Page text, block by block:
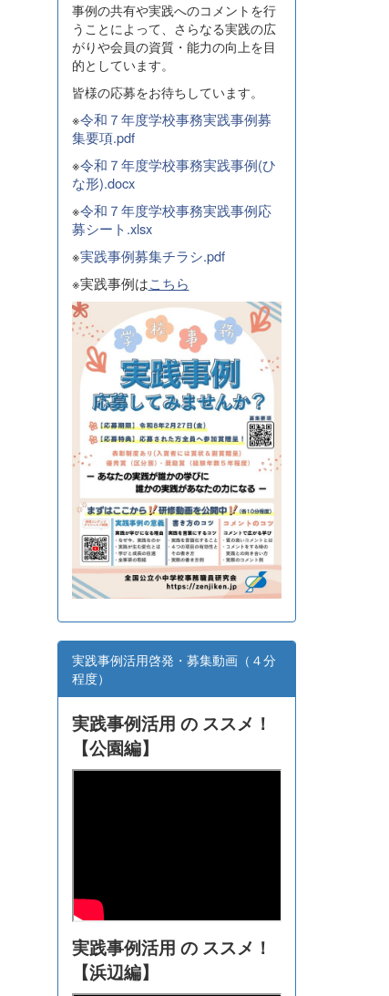
事例の共有や実践へのコメントを行
うことによって、さらなる実践の広
がりや会員の資質・能力の向上を目
的としています。
皆様の応募をお待ちしています。
※令和７年度学校事務実践事例募
集要項.pdf
※令和７年度学校事務実践事例(ひ
な形).docx
※令和７年度学校事務実践事例応
募シート.xlsx
※実践事例募集チラシ.pdf
※実践事例はこちら
実践事例活用啓発・募集動画（４分
程度）
実践事例活用 の ススメ！
【公園編】
実践事例活用 の ススメ！
【浜辺編】